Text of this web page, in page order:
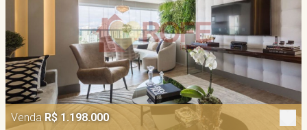
Venda R$ 1.198.000